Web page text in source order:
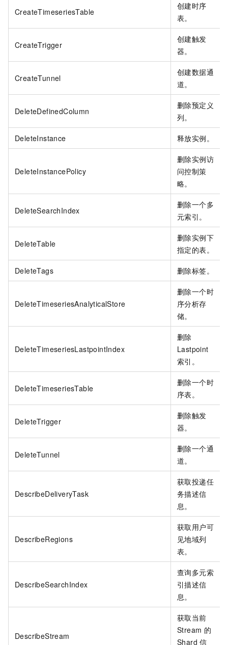
CreateTimeseriesTable
创建时序
表。
CreateTrigger
创建触发
器。
CreateTunnel
创建数据通
道。
DeleteDefinedColumn
删除预定义
列。
DeleteInstance 释放实例。
DeleteInstancePolicy
删除实例访
问控制策
略。
DeleteSearchIndex
删除一个多
元索引。
DeleteTable
删除实例下
指定的表。
DeleteTags 删除标签。
DeleteTimeseriesAnalyticalStore
删除一个时
序分析存
储。
DeleteTimeseriesLastpointIndex
删除
Lastpoint
索引。
DeleteTimeseriesTable
删除一个时
序表。
DeleteTrigger
删除触发
器。
DeleteTunnel
删除一个通
道。
DescribeDeliveryTask
获取投递任
务描述信
息。
DescribeRegions
获取用户可
见地域列
表。
DescribeSearchIndex
查询多元索
引描述信
息。
DescribeStream
获取当前
Stream 的
Shard 信